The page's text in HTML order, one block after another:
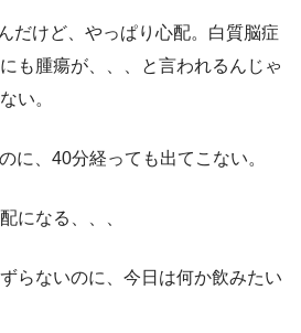
だけど、やっぱり心配。白質脳症
も腫瘍が、、、と言われるんじゃ
い。
に、40分経っても出てこない。
になる、、、
らないのに、今日は何か飲みたい